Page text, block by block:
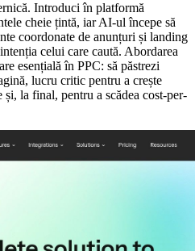
Introduci în platformă
cheie țintă, iar AI-ul începe să
coordonate de anunțuri și landing
celui care caută. Abordarea
esențială în PPC: să păstrezi
lucru critic pentru a crește
la final, pentru a scădea cost-per-